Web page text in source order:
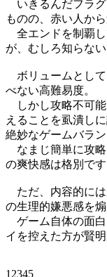
いきるんだフラグ
ものの、赤い人か
全エンドを制覇し
が、むしろ知らな
ボリュームとして
べない高難易度。
しかし攻略不可能
えることを虱潰し
絶妙なゲームバラン
なまじ簡単に攻略
の爽快感は格別です
ただ、内容的には
の生理的嫌悪感を煽
ゲーム自体の面白
イを控えた方が賢
12345